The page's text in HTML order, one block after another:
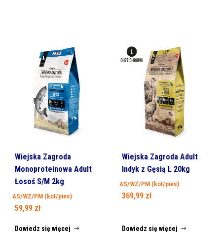
Wiejska Zagroda
Monoproteinowa Adult
Łosoś S/M 2kg
AS/WZ/PM (kot/pies)
59,99 zł
Dowiedz się więcej
Wiejska Zagroda Adult
Indyk z Gęsią L 20kg
AS/WZ/PM (kot/pies)
369,99 zł
Dowiedz się więcej